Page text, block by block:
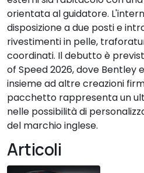
orientata al guidatore.
disposizione a due posti e
rivestimenti in pelle,
coordinati. Il debutto è
of Speed 2026, dove Bentley
insieme ad altre creazioni
pacchetto rappresenta un
nelle possibilità di
del marchio inglese.
Articoli